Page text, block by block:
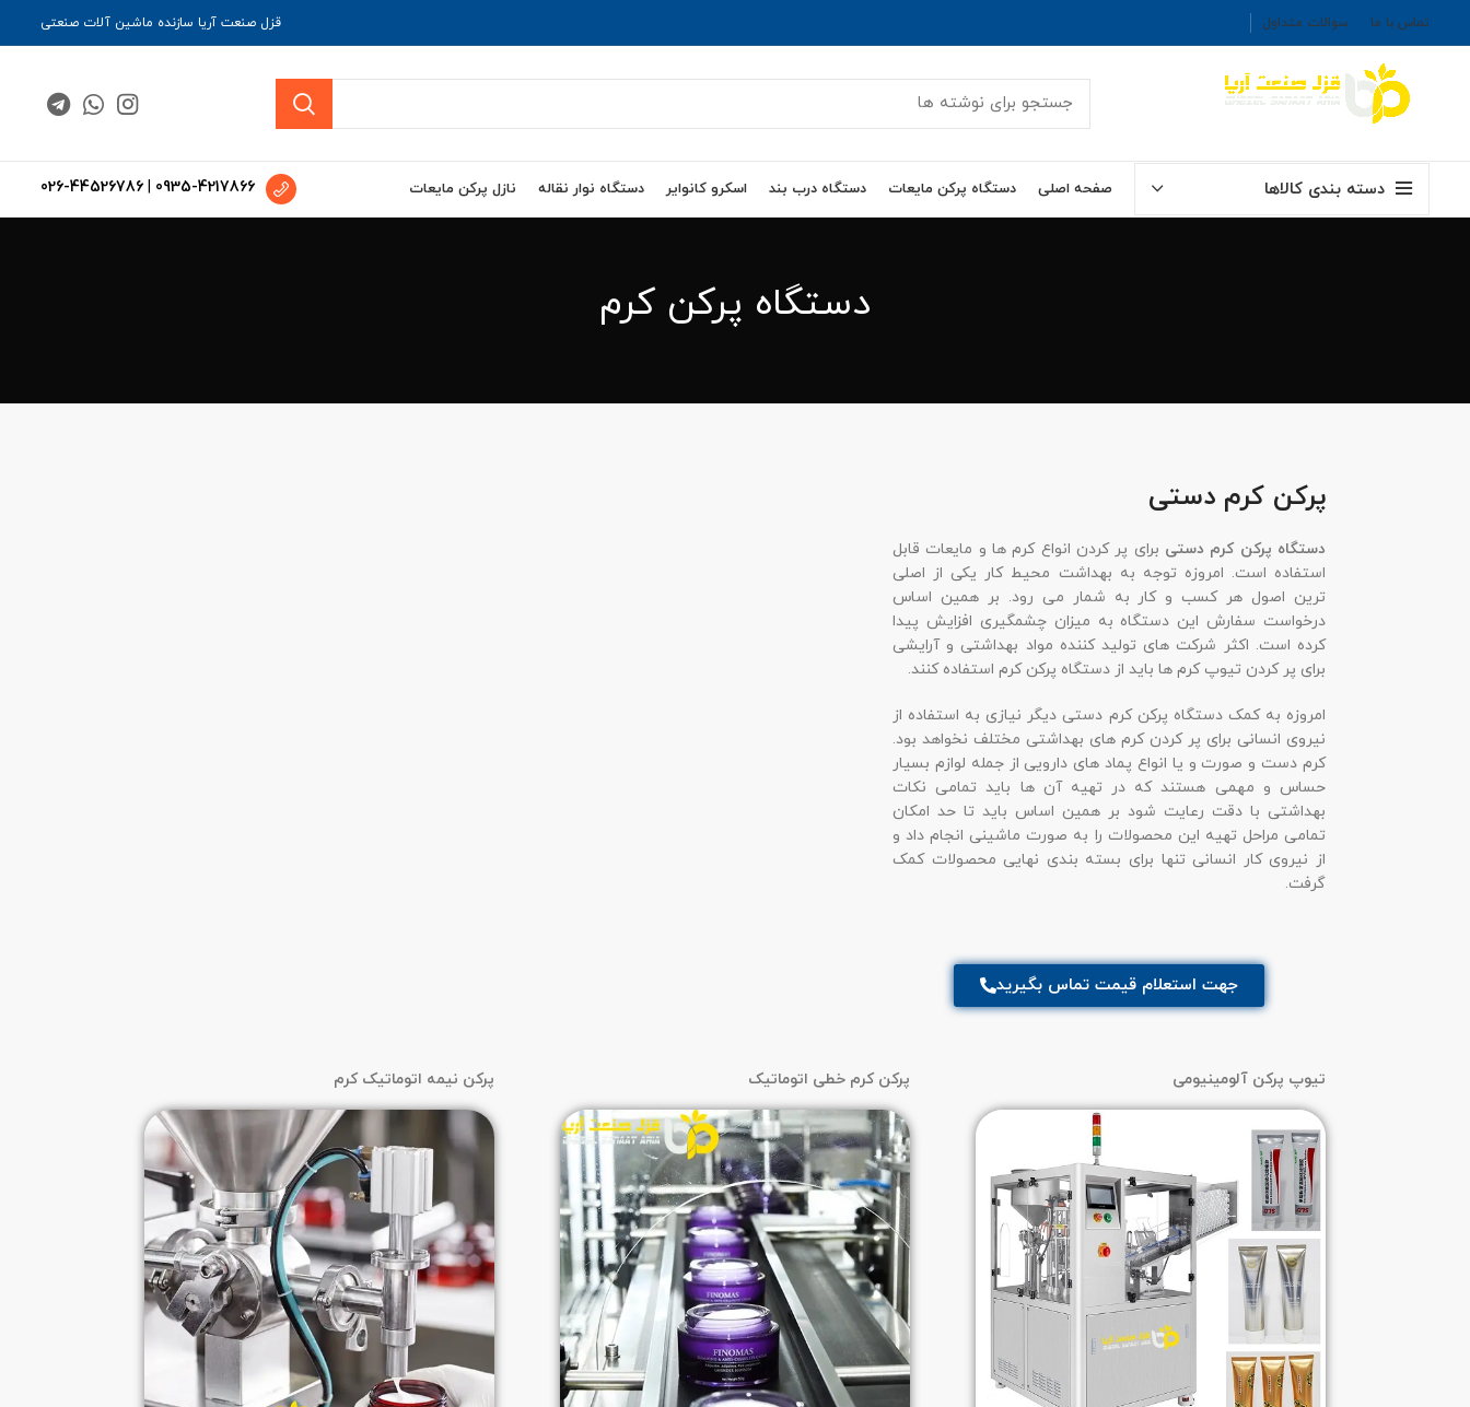
تماس با ما سوالات متداول قزل صنعت آریا سازنده ماشین آلات صنعتی
دسته بندی کالاها صفحه اصلی دستگاه پرکن مایعات دستگاه درب بند اسکرو کانوایر دستگاه نوار نقاله نازل پرکن مایعات 0935-4217866
|
026-44526786
دستگاه پرکن کرم
پرکن کرم دستی
دستگاه پرکن کرم دستی برای پر کردن انواع کرم ها و مایعات قابل
استفاده است. امروزه توجه به بهداشت محیط کار یکی از اصلی
ترین اصول هر کسب و کار به شمار می رود. بر همین اساس
درخواست سفارش این دستگاه به میزان چشمگیری افزایش پیدا
کرده است. اکثر شرکت های تولید کننده مواد بهداشتی و آرایشی
برای پر کردن تیوپ کرم ها باید از دستگاه پرکن کرم استفاده کنند.
امروزه به کمک دستگاه پرکن کرم دستی دیگر نیازی به استفاده از
نیروی انسانی برای پر کردن کرم های بهداشتی مختلف نخواهد بود.
کرم دست و صورت و یا انواع پماد های دارویی از جمله لوازم بسیار
حساس و مهمی هستند که در تهیه آن ها باید تمامی نکات
بهداشتی با دقت رعایت شود بر همین اساس باید تا حد امکان
تمامی مراحل تهیه این محصولات را به صورت ماشینی انجام داد و
از نیروی کار انسانی تنها برای بسته بندی نهایی محصولات کمک
گرفت.
جهت استعلام قیمت تماس بگیرید
تیوپ پرکن آلومینیومی پرکن کرم خطی اتوماتیک پرکن نیمه اتوماتیک کرم